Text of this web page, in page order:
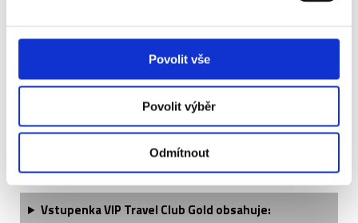
Povolit vše
Povolit výběr
Odmítnout
Tottenham Hotspur - popis vstupenek ↓
Vstupenka VIP Travel Club - 2. kategorie obsahuje:
Vstupenka VIP Travel Club - 1. kategorie obsahuje:
Vstupenka VIP Travel Club Premium obsahuje:
Vstupenka VIP Travel Club Gold obsahuje: